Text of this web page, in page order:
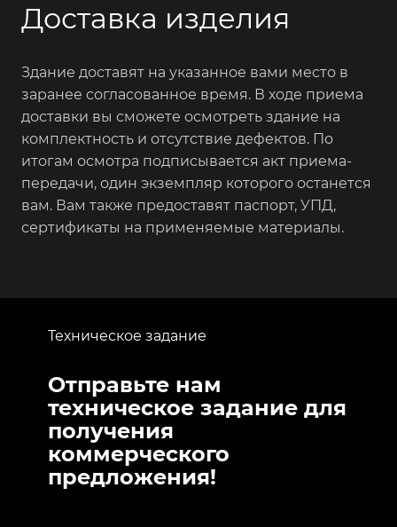
Доставка изделия
Здание доставят на указанное вами место в
заранее согласованное время. В ходе приема
доставки вы сможете осмотреть здание на
комплектность и отсутствие дефектов. По
итогам осмотра подписывается акт приема-
передачи, один экземпляр которого останется
вам. Вам также предоставят паспорт, УПД,
сертификаты на применяемые материалы.
Техническое задание
Отправьте нам
техническое задание для
получения
коммерческого
предложения!